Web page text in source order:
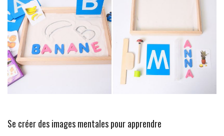
Se créer des images mentales pour apprendre